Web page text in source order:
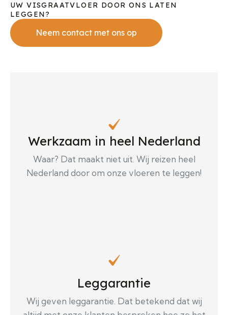
UW VISGRAATVLOER DOOR ONS LATEN
LEGGEN?
Neem contact met ons op
Werkzaam in heel Nederland
Waar? Dat maakt niet uit. Wij reizen heel
Nederland door om onze vloeren te leggen!
Leggarantie
Wij geven leggarantie. Dat betekend dat wij